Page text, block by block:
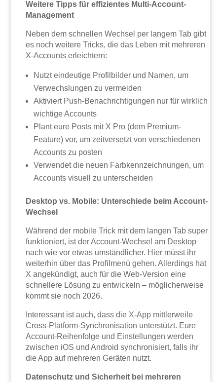
Weitere Tipps für effizientes Multi-Account-
Management
Neben dem schnellen Wechsel per langem Tab gibt
es noch weitere Tricks, die das Leben mit mehreren
X-Accounts erleichtern:
Nutzt eindeutige Profilbilder und Namen, um
Verwechslungen zu vermeiden
Aktiviert Push-Benachrichtigungen nur für wirklich
wichtige Accounts
Plant eure Posts mit X Pro (dem Premium-
Feature) vor, um zeitversetzt von verschiedenen
Accounts zu posten
Verwendet die neuen Farbkennzeichnungen, um
Accounts visuell zu unterscheiden
Desktop vs. Mobile: Unterschiede beim Account-
Wechsel
Während der mobile Trick mit dem langen Tab super
funktioniert, ist der Account-Wechsel am Desktop
nach wie vor etwas umständlicher. Hier müsst ihr
weiterhin über das Profilmenü gehen. Allerdings hat
X angekündigt, auch für die Web-Version eine
schnellere Lösung zu entwickeln – möglicherweise
kommt sie noch 2026.
Interessant ist auch, dass die X-App mittlerweile
Cross-Platform-Synchronisation unterstützt. Eure
Account-Reihenfolge und Einstellungen werden
zwischen iOS und Android synchronisiert, falls ihr
die App auf mehreren Geräten nutzt.
Datenschutz und Sicherheit bei mehreren